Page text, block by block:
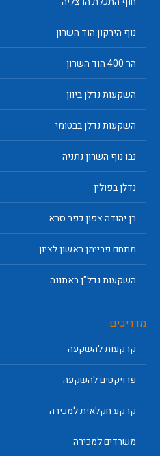
נוף הירקון הוד השרון
הר 400 הוד השרון
השקעות נדלן ביוון
השקעות נדלן בבטומי
נבו נוף השרון נתניה
נדלן בפולין
בן יהודה צפון כפר סבא
מתחם פריימן ראשון לציון
השקעות נדל"ן באתונה
מדריכים
קרקעות להשקעה
פרויקטים להשקעה
קרקע חקלאית למכירה
משרדים למכירה